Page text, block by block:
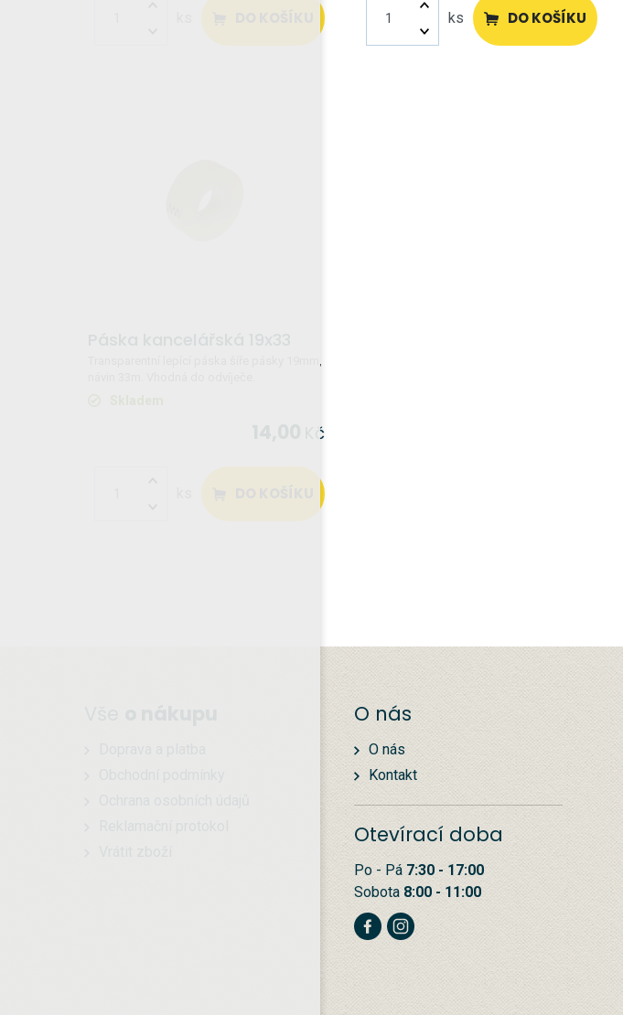
ks DO KOŠÍKU
Kč
O nás
O nás
Kontakt
Otevírací doba
Po - Pá 7:30 - 17:00
Sobota 8:00 - 11:00